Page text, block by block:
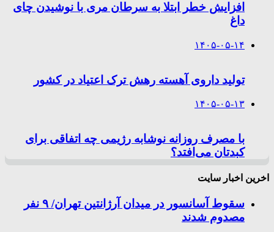
افزایش خطر ابتلا به سرطان مری با نوشیدن چای
داغ
۱۴۰۵-۰۵-۱۴
تولید داروی آهسته رهش ترک اعتیاد در کشور
۱۴۰۵-۰۵-۱۳
با مصرف روزانه نوشابه رژیمی چه اتفاقی برای
کبدتان می‌افتد؟
اخرین اخبار سایت
سقوط آسانسور در میدان آرژانتین تهران/ ۹ نفر
مصدوم شدند